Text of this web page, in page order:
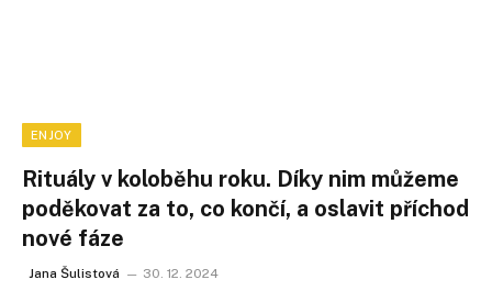
ENJOY
Rituály v koloběhu roku. Díky nim můžeme
poděkovat za to, co končí, a oslavit příchod
nové fáze
Jana Šulistová 30. 12. 2024